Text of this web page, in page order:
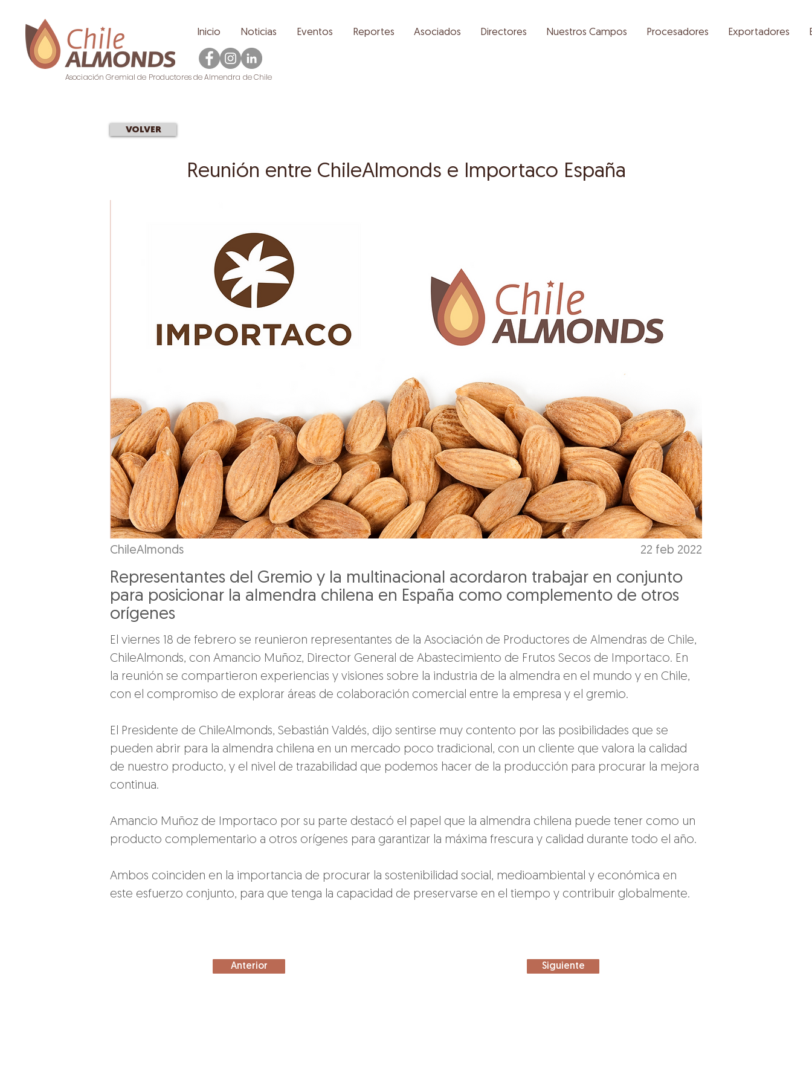
Inicio Noticias Eventos Reportes Asociados Directores Nuestros Campos Procesadores Exportadores
Asociación Gremial de Productores de Almendra de Chile
VOLVER
Reunión entre ChileAlmonds e Importaco España
ChileAlmonds 22 feb 2022
Representantes del Gremio y la multinacional acordaron trabajar en conjunto
para posicionar la almendra chilena en España como complemento de otros
orígenes
El viernes 18 de febrero se reunieron representantes de la Asociación de Productores de Almendras de Chile,
ChileAlmonds, con Amancio Muñoz, Director General de Abastecimiento de Frutos Secos de Importaco. En
la reunión se compartieron experiencias y visiones sobre la industria de la almendra en el mundo y en Chile,
con el compromiso de explorar áreas de colaboración comercial entre la empresa y el gremio.
El Presidente de ChileAlmonds, Sebastián Valdés, dijo sentirse muy contento por las posibilidades que se
pueden abrir para la almendra chilena en un mercado poco tradicional, con un cliente que valora la calidad
de nuestro producto, y el nivel de trazabilidad que podemos hacer de la producción para procurar la mejora
continua.
Amancio Muñoz de Importaco por su parte destacó el papel que la almendra chilena puede tener como un
producto complementario a otros orígenes para garantizar la máxima frescura y calidad durante todo el año.
Ambos coinciden en la importancia de procurar la sostenibilidad social, medioambiental y económica en
este esfuerzo conjunto, para que tenga la capacidad de preservarse en el tiempo y contribuir globalmente.
Anterior Siguiente